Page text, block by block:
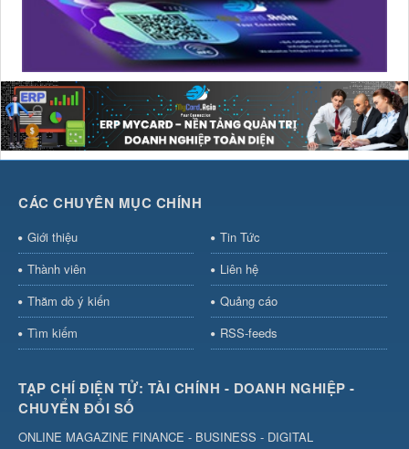
CÁC CHUYÊN MỤC CHÍNH
Giới thiệu
Tin Tức
Thành viên
Liên hệ
Thăm dò ý kiến
Quảng cáo
Tìm kiếm
RSS-feeds
TẠP CHÍ ĐIỆN TỬ: TÀI CHÍNH - DOANH NGHIỆP -
CHUYỂN ĐỔI SỐ
ONLINE MAGAZINE FINANCE - BUSINESS - DIGITAL